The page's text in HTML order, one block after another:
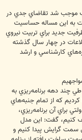
موجب شد تقاضاي جدي در
به اين مساله حساسيت
جديد براي تربيت نيروي
در چهار سال گذشته
كارشناسي و ارشد
طي چند دهه‌ برنامه‌ريزي به
كه از تمام جنبه‌هاي
براي آن برنامه‌ريزي،
كنيم، گفت: اين مدل
سمت گرايش پيدا كنيم و